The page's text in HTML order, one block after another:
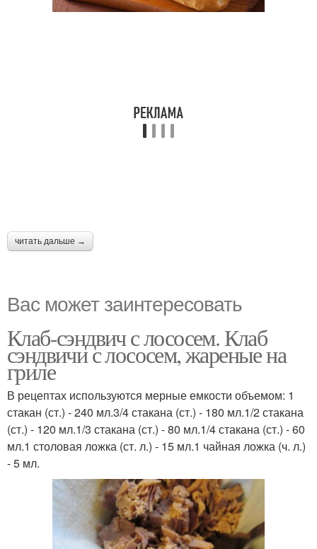
читать дальше →
Вас может заинтересовать
Клаб-сэндвич с лососем. Клаб
сэндвичи с лососем, жареные на
гриле
В рецептах используются мерные емкости объемом: 1
стакан (ст.) - 240 мл.3/4 стакана (ст.) - 180 мл.1/2 стакана
(ст.) - 120 мл.1/3 стакана (ст.) - 80 мл.1/4 стакана (ст.) - 60
мл.1 столовая ложка (ст. л.) - 15 мл.1 чайная ложка (ч. л.)
- 5 мл.